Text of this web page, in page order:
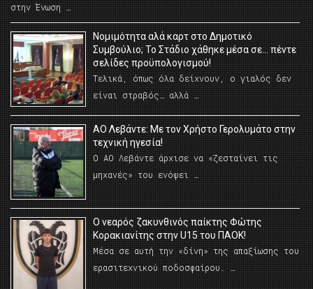
στην Ένωση …
Νομιμότητα αλά καρτ στο Δημοτικό
Συμβούλιο; Το Στάδιο χάθηκε μέσα σε… πέντε
σελίδες προϋπολογισμού!
Τελικά, όπως όλα δείχνουν, ο γιαλός δεν
είναι στραβός… αλλά …
ΑΟ Λεβάντε: Με τον Χρήστο Γερολυμάτο στην
τεχνική ηγεσία!
Ο ΑΟ Λεβάντε άρχισε να «ζεσταίνει τις
μηχανές» του ενόψει …
O νεαρός ζακυνθινός παίκτης Φώτης
Κορακιανίτης στην U15 του ΠΑΟΚ!
Μέσα σε αυτή την «δίνη» της απαξίωσης του
ερασιτεχνικού ποδοσφαίρου. …